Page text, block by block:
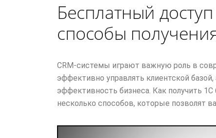
Бесплатный
способы
CRM-системы играют важную роль в
эффективно управлять клиентской
эффективность бизнеса. Как получить
несколько способов, которые позволят